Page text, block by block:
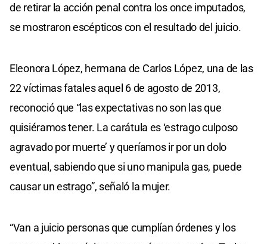
de retirar la acción penal contra los once imputados,
se mostraron escépticos con el resultado del juicio.
Eleonora López, hermana de Carlos López, una de las
22 víctimas fatales aquel 6 de agosto de 2013,
reconoció que “las expectativas no son las que
quisiéramos tener. La carátula es ‘estrago culposo
agravado por muerte’ y queríamos ir por un dolo
eventual, sabiendo que si uno manipula gas, puede
causar un estrago”, señaló la mujer.
“Van a juicio personas que cumplían órdenes y los